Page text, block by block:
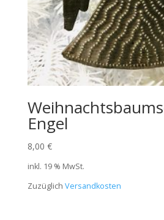
Engel
8,00 €
inkl. 19 % MwSt.
Zuzüglich Versandkosten